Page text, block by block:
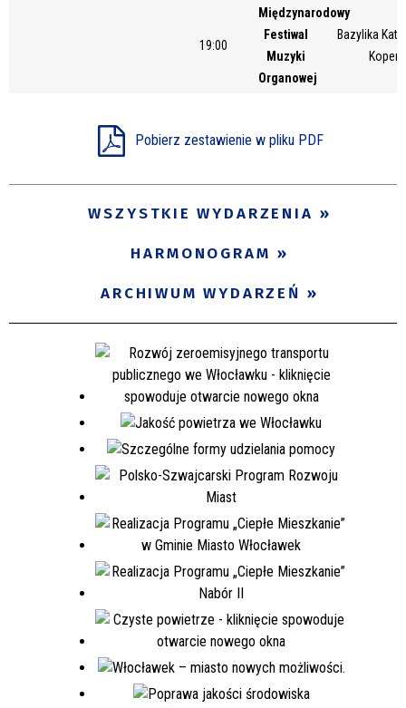
19:00
Międzynarodowy
Festiwal
Muzyki
Organowej
Bazylika
Pobierz zestawienie w pliku PDF
WSZYSTKIE WYDARZENIA
HARMONOGRAM
ARCHIWUM WYDARZEŃ